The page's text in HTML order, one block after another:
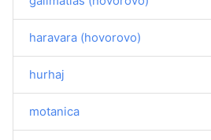
haravara (hovorovo)
hurhaj
motanica